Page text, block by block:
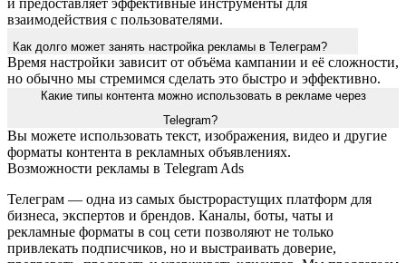
и предоставляет эффективные инструменты для
взаимодействия с пользователями.
Как долго может занять настройка рекламы в Телеграм?
Время настройки зависит от объёма кампании и её сложности,
но обычно мы стремимся сделать это быстро и эффективно.
Какие типы контента можно использовать в рекламе через
Telegram?
Вы можете использовать текст, изображения, видео и другие
форматы контента в рекламных объявлениях.
Возможности рекламы в Telegram Ads
Телеграм — одна из самых быстрорастущих платформ для
бизнеса, экспертов и брендов. Каналы, боты, чаты и
рекламные форматы в соц сети позволяют не только
привлекать подписчиков, но и выстраивать доверие,